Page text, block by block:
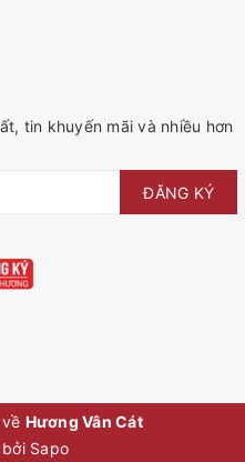
tin khuyến mãi và nhiều hơn
ĐĂNG KÝ
Hương Vân Cát
Sapo